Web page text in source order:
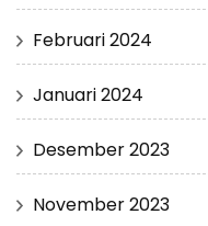
Februari 2024
Januari 2024
Desember 2023
November 2023